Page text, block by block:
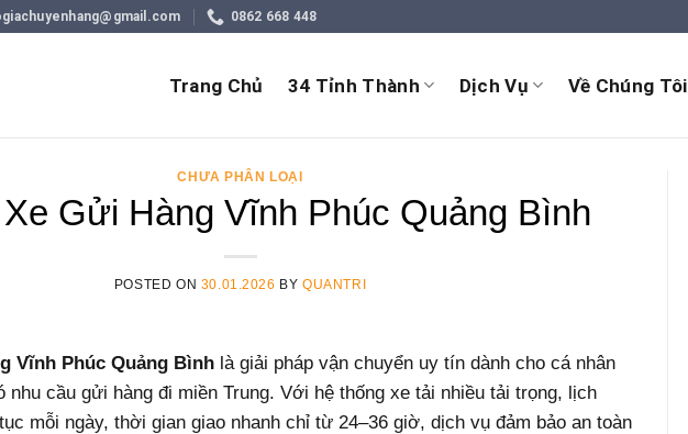
0862 668 448
Trang Chủ 34 Tỉnh Thành Dịch Vụ Về Chúng Tôi
CHƯA PHÂN LOẠI
Gửi Hàng Vĩnh Phúc Quảng Bình
POSTED ON 30.01.2026 BYQUANTRI
Vĩnh Phúc Quảng Bình là giải pháp vận chuyển uy tín dành cho cá nhân
nhu cầu gửi hàng đi miền Trung. Với hệ thống xe tải nhiều tải trọng, lịch
mỗi ngày, thời gian giao nhanh chỉ từ 24–36 giờ, dịch vụ đảm bảo an toàn